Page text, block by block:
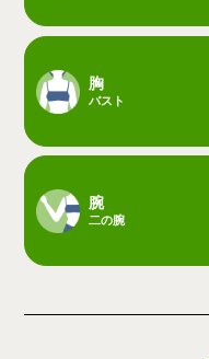
胸
バスト
腕
二の腕